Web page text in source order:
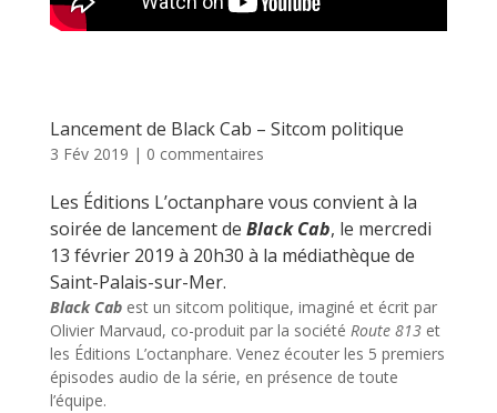
Lancement de Black Cab – Sitcom politique
3 Fév 2019 | 0 commentaires
Les Éditions L’octanphare vous convient à la
soirée de lancement de Black Cab, le mercredi
13 février 2019 à 20h30 à la médiathèque de
Saint-Palais-sur-Mer.
Black Cabest un sitcom politique, imaginé et écrit par
Olivier Marvaud, co-produit par la société Route 813et
les Éditions L’octanphare. Venez écouter les 5 premiers
épisodes audio de la série, en présence de toute
l’équipe.